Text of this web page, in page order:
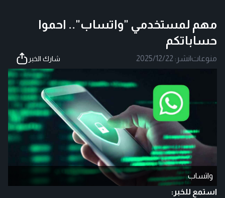
مهم لمستخدمي "واتساب".. احموا
حساباتكم
منوعات|نشر: 2025/12/22 شارك الخبر
واتساب
استمع للخبر: